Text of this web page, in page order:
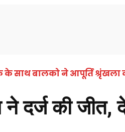
के साथ बालको ने आपूर्ति
दर्ज की जीत,